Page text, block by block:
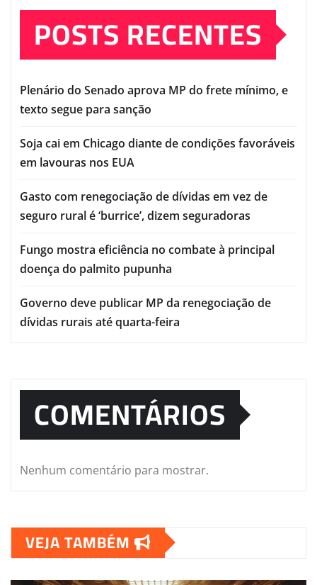
POSTS RECENTES
Plenário do Senado aprova MP do frete mínimo, e
texto segue para sanção
Soja cai em Chicago diante de condições favoráveis
em lavouras nos EUA
Gasto com renegociação de dívidas em vez de
seguro rural é ‘burrice’, dizem seguradoras
Fungo mostra eficiência no combate à principal
doença do palmito pupunha
Governo deve publicar MP da renegociação de
dívidas rurais até quarta-feira
COMENTÁRIOS
Nenhum comentário para mostrar.
VEJA TAMBÉM